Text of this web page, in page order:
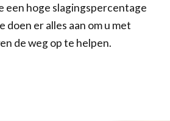
een hoge slagingspercentage
doen er alles aan om u met
de weg op te helpen.